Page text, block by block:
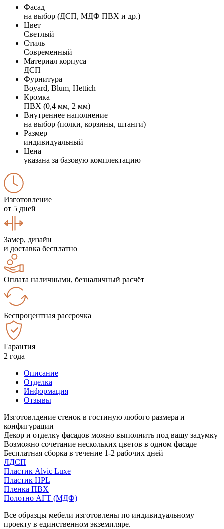
Фасад
на выбор (ДСП, МДФ ПВХ и др.)
Цвет
Светлый
Стиль
Современный
Материал корпуса
ДСП
Фурнитура
Boyard, Blum, Hettich
Кромка
ПВХ (0,4 мм, 2 мм)
Внутреннее наполнение
на выбор (полки, корзины, штанги)
Размер
индивидуальный
Цена
указана за базовую комплектацию
Изготовление
от 5 дней
Замер, дизайн
и доставка бесплатно
Оплата наличными, безналичный расчёт
Беспроцентная рассрочка
Гарантия
2 года
Описание
Отделка
Информация
Отзывы
Изготовлдение стенок в гостиную любого размера и
конфигурации
Декор и отделку фасадов можно выполнить под вашу задумку
Возможно сочетание нескольких цветов в одном фасаде
Бесплатная сборка в течение 1-2 рабочих дней
ЛДСП
Пластик Alvic Luxe
Пластик HPL
Пленка ПВХ
Полотно АГТ (МДФ)
Все образцы мебели изготовлены по индивидуальному
проекту в единственном экземпляре.